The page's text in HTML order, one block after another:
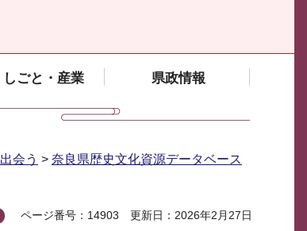
しごと・産業 県政情報
出会う > 奈良県歴史文化資源データベース
ページ番号：14903 更新日：2026年2月27日